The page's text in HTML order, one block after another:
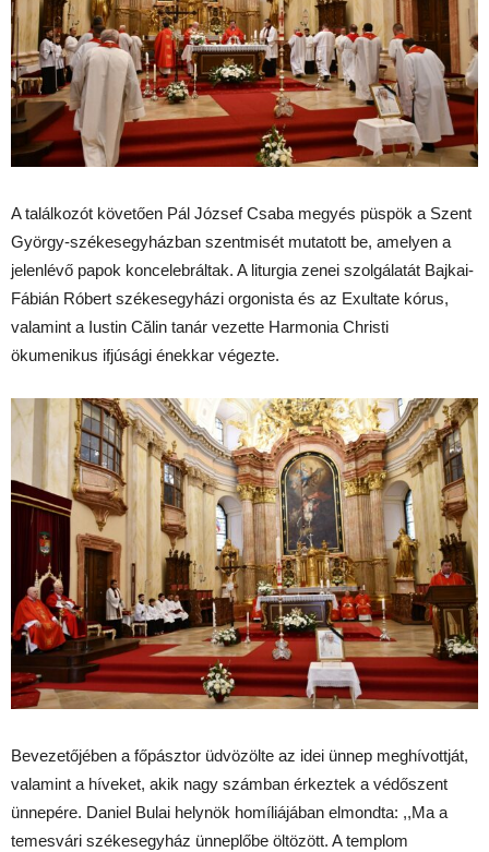
A találkozót követően Pál József Csaba megyés püspök a Szent
György-székesegyházban szentmisét mutatott be, amelyen a
jelenlévő papok koncelebráltak. A liturgia zenei szolgálatát Bajkai-
Fábián Róbert székesegyházi orgonista és az Exultate kórus,
valamint a Iustin Călin tanár vezette Harmonia Christi
ökumenikus ifjúsági énekkar végezte.
Bevezetőjében a főpásztor üdvözölte az idei ünnep meghívottját,
valamint a híveket, akik nagy számban érkeztek a védőszent
ünnepére. Daniel Bulai helynök homíliájában elmondta: ,,Ma a
temesvári székesegyház ünneplőbe öltözött. A templom